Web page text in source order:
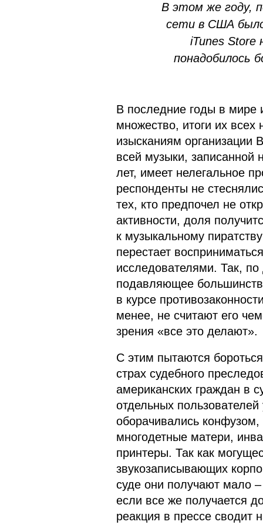
В этом же году,
сети в США было
iTunes
понадобилось
В последние годы в мире
множество, итоги их
изысканиям организации
всей музыки, записанной
лет, имеет нелегальное
респонденты не
тех, кто предпочел не
активности, доля
к музыкальному
перестает
исследователями. Так,
подавляющее
в курсе
менее, не считают его
зрения «все это делают».
С этим пытаются
страх судебного
американских граждан в
отдельных
оборачивались конфузом,
многодетные матери,
принтеры. Так как
звукозаписывающих
суде они получают мало
если все же получается
реакция в прессе сводит